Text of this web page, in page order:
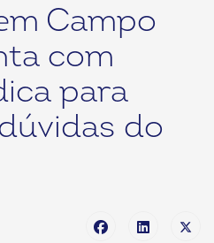
Campo
com
para
do